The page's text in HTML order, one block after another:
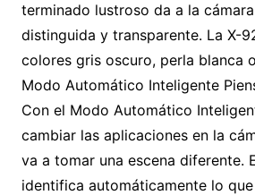
terminado lustroso da a la
distinguida y transparente. La X-
colores gris oscuro, perla blanca
Modo Automático Inteligente
Con el Modo Automático
cambiar las aplicaciones en la
va a tomar una escena diferente.
identifica automáticamente lo